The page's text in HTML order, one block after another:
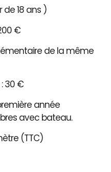
18 ans )
€
de la même
30 €
année
avec bateau.
(TTC)